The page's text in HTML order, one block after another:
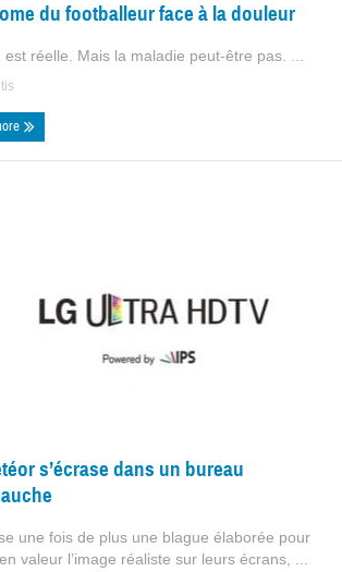
du footballeur face à la douleur
est réelle. Mais la maladie peut-être pas. ...
s’écrase dans un bureau
une fois de plus une blague élaborée pour
valeur l’image réaliste sur leurs écrans, ...